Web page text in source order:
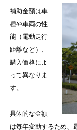
補助金額は車
種や車両の性
能（電動走行
距離など）、
購入価格によ
って異なりま
す。
具体的な金額
は毎年変動するため、